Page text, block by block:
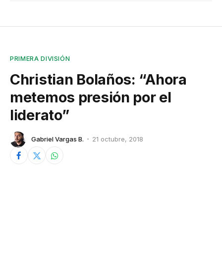
PRIMERA DIVISIÓN
Christian Bolaños: “Ahora
metemos presión por el
liderato”
Gabriel Vargas B. 21 octubre, 2018